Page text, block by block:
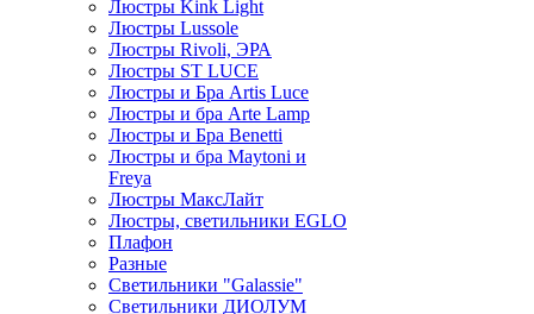
Люстры Kink Light
Люстры Lussole
Люстры Rivoli, ЭРА
Люстры ST LUCE
Люстры и Бра Artis Luce
Люстры и бра Arte Lamp
Люстры и Бра Benetti
Люстры и бра Maytoni и
Freya
Люстры МаксЛайт
Люстры, светильники EGLO
Плафон
Разные
Светильники "Galassie"
Светильники ДИОЛУМ